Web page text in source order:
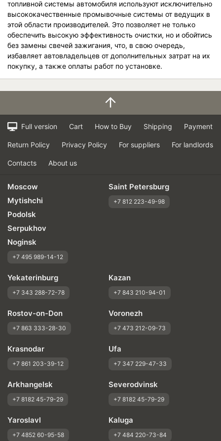
топливной системы автомобиля используют исключительно
высококачественные промывочные системы от ведущих в
этой области производителей. Это позволяет не только
обеспечить высокую эффективность очистки, но и обойтись
без замены свечей зажигания, что, в свою очередь,
избавляет автовладельцев от дополнительных затрат на их
покупку, а также оплаты работ по установке.
Full version Cart How to Buy Shipping Payment
Return Policy Privacy Policy For suppliers For landlords
Contacts About us
Moscow
Mytishchi
Podolsk
Serpukhov
Noginsk
+7 495 989-14-12
Saint Petersburg
+7 812 223-49-98
Yekaterinburg
+7 343 288-72-78
Kazan
+7 843 210-94-01
Rostov-on-Don
+7 863 333-28-30
Voronezh
+7 473 212-09-73
Krasnodar
+7 861 203-39-12
Ufa
+7 347 229-47-33
Arkhangelsk
+7 8182 45-79-29
Severodvinsk
+7 8182 45-79-29
Yaroslavl
+7 4852 60-95-58
Kaluga
+7 484 220-73-84